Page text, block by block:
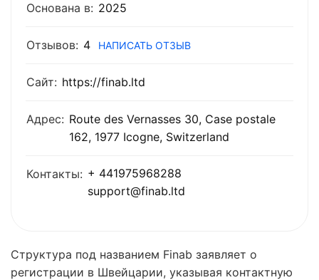
Основана в: 2025
Отзывов: 4 НАПИСАТЬ ОТЗЫВ
Сайт: https://finab.ltd
Адрес: Route des Vernasses 30, Case postale
162, 1977 Icogne, Switzerland
Контакты: + 441975968288
support@finab.ltd
Структура под названием Finab заявляет о
регистрации в Швейцарии, указывая контактную